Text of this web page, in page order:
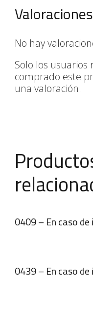
Valoraciones
No hay
Solo los usuarios
comprado este
una valoración.
0409 – En caso
0439 – En caso